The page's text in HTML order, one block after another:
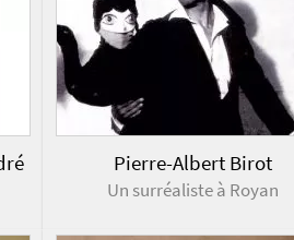
Pierre-Albert Birot
Un surréaliste à Royan